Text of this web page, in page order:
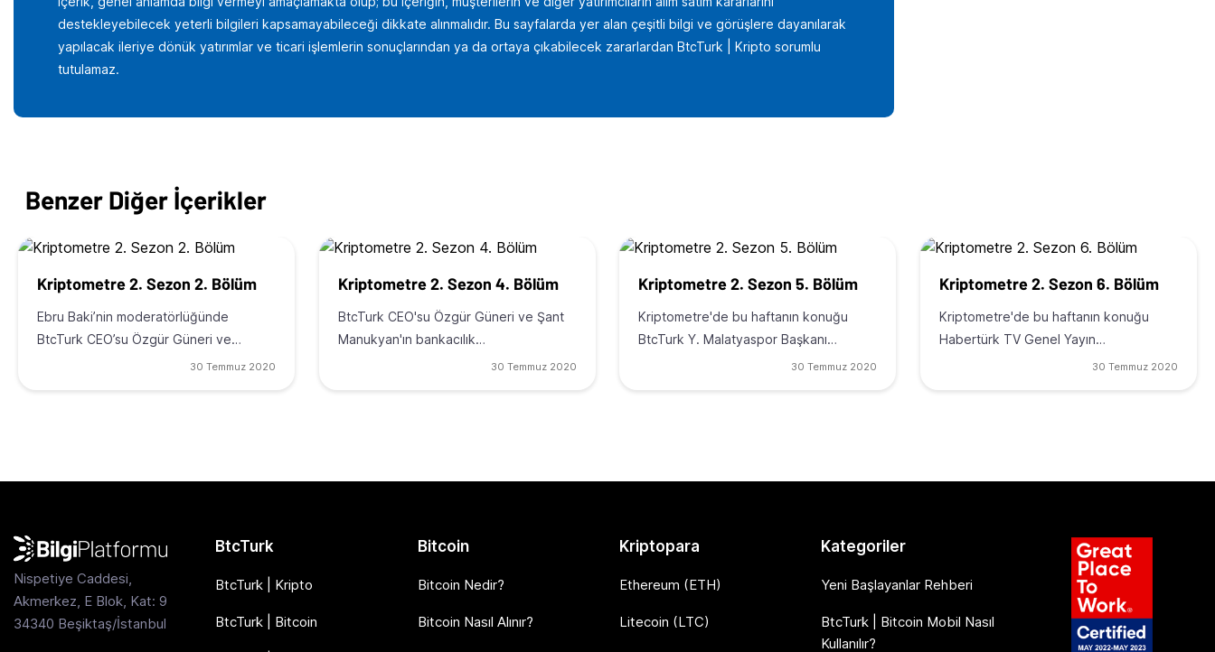
destekleyebilecek yeterli bilgileri kapsamayabileceği dikkate alınmalıdır. Bu sayfalarda yer alan çeşitli bilgi ve görüşlere dayanılarak
yapılacak ileriye dönük yatırımlar ve ticari işlemlerin sonuçlarından ya da ortaya çıkabilecek zararlardan BtcTurk | Kripto sorumlu
tutulamaz.
Benzer Diğer İçerikler
Kriptometre 2. Sezon 2. Bölüm
Ebru Baki’nin moderatörlüğünde
BtcTurk CEO’su Özgür Güneri ve…
30 Temmuz 2020
Kriptometre 2. Sezon 4. Bölüm
BtcTurk CEO'su Özgür Güneri ve Şant
Manukyan'ın bankacılık…
30 Temmuz 2020
Kriptometre 2. Sezon 5. Bölüm
Kriptometre'de bu haftanın konuğu
BtcTurk Y. Malatyaspor Başkanı…
30 Temmuz 2020
Kriptometre 2. Sezon 6. Bölüm
Kriptometre'de bu haftanın konuğu
Habertürk TV Genel Yayın…
30 Temmuz 2020
Nispetiye Caddesi,
Akmerkez, E Blok, Kat: 9
34340 Beşiktaş/İstanbul
BtcTurk
BtcTurk | Kripto
BtcTurk | Bitcoin
Bitcoin
Bitcoin Nedir?
Bitcoin Nasıl Alınır?
Kriptopara
Ethereum (ETH)
Litecoin (LTC)
Kategoriler
Yeni Başlayanlar Rehberi
BtcTurk | Bitcoin Mobil Nasıl
Kullanılır?